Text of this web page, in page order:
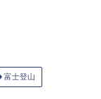
富士登山